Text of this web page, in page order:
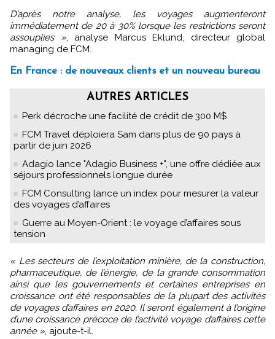
D’après notre analyse, les voyages augmenteront
immédiatement de 20 à 30% lorsque les restrictions seront
assouplies », analyse Marcus Eklund, directeur global
managing de FCM.
En France : de nouveaux clients et un nouveau bureau
AUTRES ARTICLES
Perk décroche une facilité de crédit de 300 M$
FCM Travel déploiera Sam dans plus de 90 pays à
partir de juin 2026
Adagio lance "Adagio Business +", une offre dédiée aux
séjours professionnels longue durée
FCM Consulting lance un index pour mesurer la valeur
des voyages d’affaires
Guerre au Moyen-Orient : le voyage d’affaires sous
tension
« Les secteurs de l’exploitation minière, de la construction,
pharmaceutique, de l’énergie, de la grande consommation
ainsi que les gouvernements et certaines entreprises en
croissance ont été responsables de la plupart des activités
de voyages d’affaires en 2020. Il seront également à l’origine
d’une croissance précoce de l’activité voyage d’affaires cette
année » , ajoute-t-il.